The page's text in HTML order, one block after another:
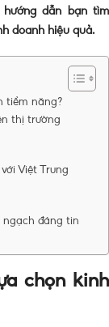
dẫn bạn tìm
doanh hiệu quả.
tiềm năng?
thị trường
Việt Trung
ngạch đáng tin
chọn kinh